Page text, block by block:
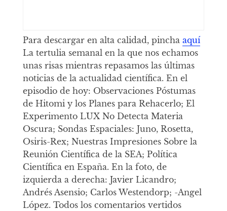
Para descargar en alta calidad, pincha aquí
La tertulia semanal en la que nos echamos
unas risas mientras repasamos las últimas
noticias de la actualidad científica. En el
episodio de hoy: Observaciones Póstumas
de Hitomi y los Planes para Rehacerlo; El
Experimento LUX No Detecta Materia
Oscura; Sondas Espaciales: Juno, Rosetta,
Osiris-Rex; Nuestras Impresiones Sobre la
Reunión Científica de la SEA; Política
Científica en España. En la foto, de
izquierda a derecha: Javier Licandro;
Andrés Asensio; Carlos Westendorp; -Angel
López. Todos los comentarios vertidos